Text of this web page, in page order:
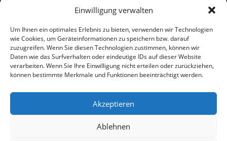
Einwilligung verwalten
Um Ihnen ein optimales Erlebnis zu bieten, verwenden wir Technologien
wie Cookies, um Geräteinformationen zu speichern bzw. darauf
zuzugreifen. Wenn Sie diesen Technologien zustimmen, können wir
Daten wie das Surfverhalten oder eindeutige IDs auf dieser Website
verarbeiten. Wenn Sie Ihre Einwilligung nicht erteilen oder zurückziehen,
können bestimmte Merkmale und Funktionen beeinträchtigt werden.
Akzeptieren
Ablehnen
Versand
Zahlung
Baumann Modellspielwaren
Telefon (0 91 61) 33 84